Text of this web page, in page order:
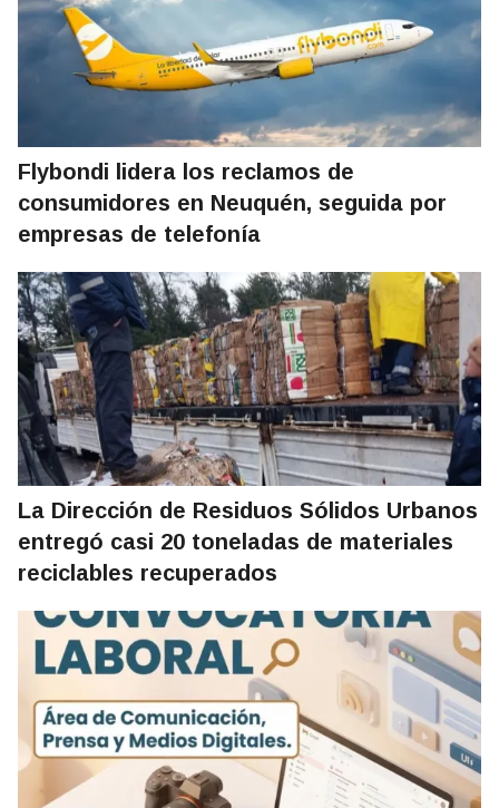
Flybondi lidera los reclamos de
consumidores en Neuquén, seguida por
empresas de telefonía
La Dirección de Residuos Sólidos Urbanos
entregó casi 20 toneladas de materiales
reciclables recuperados